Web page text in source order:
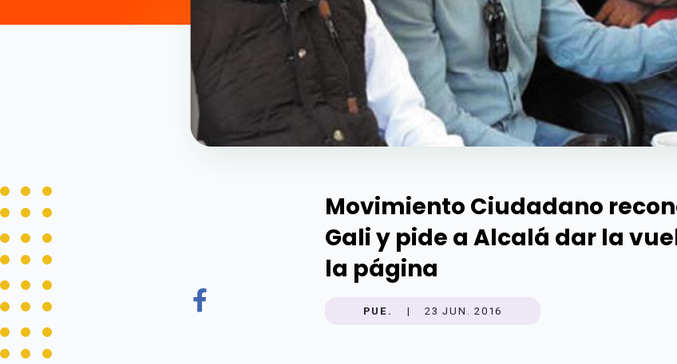
Movimiento Ciudadano
Gali y pide a Alcalá dar la
la página
PUE. | 23 JUN. 2016